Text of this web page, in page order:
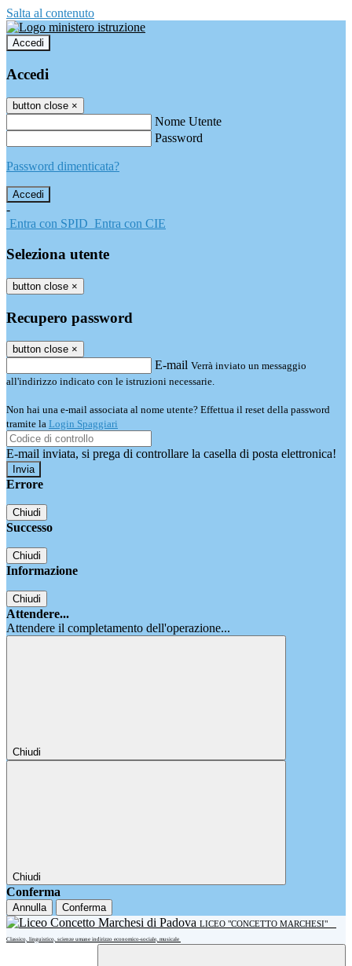
Salta al contenuto
Accedi
Accedi
button close ×
Nome Utente
Password
Password dimenticata?
-
Entra con SPID Entra con CIE
Seleziona utente
button close ×
Recupero password
button close ×
E-mail Verrà inviato un messaggio
all'indirizzo indicato con le istruzioni necessarie.
Non hai una e-mail associata al nome utente? Effettua il reset della password
tramite la Login Spaggiari
E-mail inviata, si prega di controllare la casella di posta elettronica!
Errore
Chiudi
Successo
Chiudi
Informazione
Chiudi
Attendere...
Attendere il completamento dell'operazione...
Chiudi
Chiudi
Conferma
Annulla Conferma
LICEO "CONCETTO MARCHESI"
Classico, linguistico, scienze umane indirizzo economico-sociale, musicale